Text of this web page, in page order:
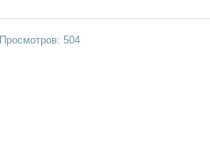
Просмотров: 504